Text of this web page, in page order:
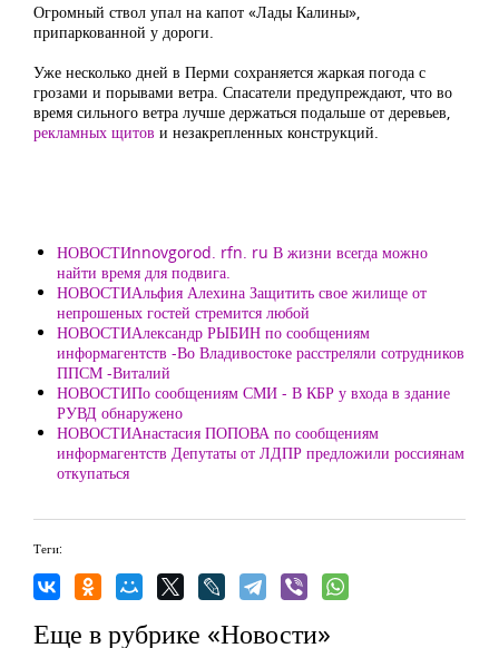
Огромный ствол упал на капот «Лады Калины»,
припаркованной у дороги.
Уже несколько дней в Перми сохраняется жаркая погода с
грозами и порывами ветра. Спасатели предупреждают, что во
время сильного ветра лучше держаться подальше от деревьев,
рекламных щитов и незакрепленных конструкций.
НОВОСТИnnovgorod. rfn. ru В жизни всегда можно
найти время для подвига.
НОВОСТИАльфия Алехина Защитить свое жилище от
непрошеных гостей стремится любой
НОВОСТИАлександр РЫБИН по сообщениям
информагентств -Во Владивостоке расстреляли сотрудников
ППСМ -Виталий
НОВОСТИПо сообщениям СМИ - В КБР у входа в здание
РУВД обнаружено
НОВОСТИАнастасия ПОПОВА по сообщениям
информагентств Депутаты от ЛДПР предложили россиянам
откупаться
Теги:
Еще в рубрике «Новости»